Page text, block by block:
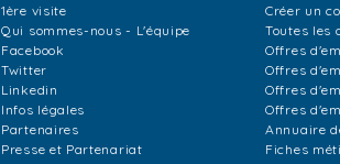
1ère visite
Qui sommes-nous - L'équipe
Facebook
Twitter
Linkedin
Infos légales
Partenaires
Presse et Partenariat
Créer un
Toutes les
Offres
Offres
Offres
Offres
Annuaire
Fiches